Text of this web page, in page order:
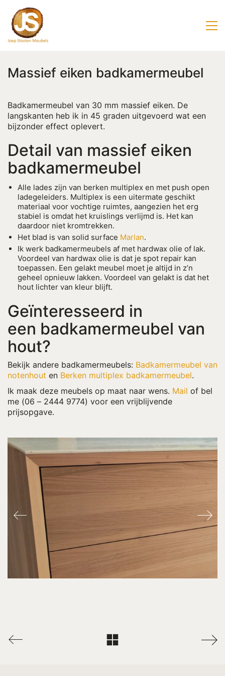
Massief eiken badkamermeubel
Badkamermeubel van 30 mm massief eiken. De
langskanten heb ik in 45 graden uitgevoerd wat een
bijzonder effect oplevert.
Detail van massief eiken
badkamermeubel
Alle lades zijn van berken multiplex en met push open
ladegeleiders. Multiplex is een uitermate geschikt
materiaal voor vochtige ruimtes, aangezien het erg
stabiel is omdat het kruislings verlijmd is. Het kan
daardoor niet kromtrekken.
Het blad is van solid surface Marlan.
Ik werk badkamermeubels af met hardwax olie of lak.
Voordeel van hardwax olie is dat je spot repair kan
toepassen. Een gelakt meubel moet je altijd in z’n
geheel opnieuw lakken. Voordeel van gelakt is dat het
hout lichter van kleur blijft.
Geïnteresseerd in
een badkamermeubel van
hout?
Bekijk andere badkamermeubels: Badkamermeubel van
notenhout en Berken multiplex badkamermeubel.
Ik maak deze meubels op maat naar wens. Mail of bel
me (06 – 2444 9774) voor een vrijblijvende
prijsopgave.